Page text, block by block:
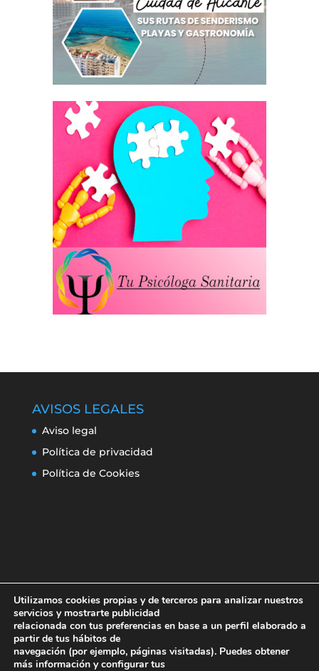
AVISOS LEGALES
Aviso legal
Política de privacidad
Política de Cookies
Aviso legal
Política de privacidad
Utilizamos cookies propias y de terceros para analizar nuestros
servicios y mostrarte publicidad
relacionada con tus preferencias en base a un perfil elaborado a
partir de tus hábitos de
navegación (por ejemplo, páginas visitadas). Puedes obtener
más información y configurar tus